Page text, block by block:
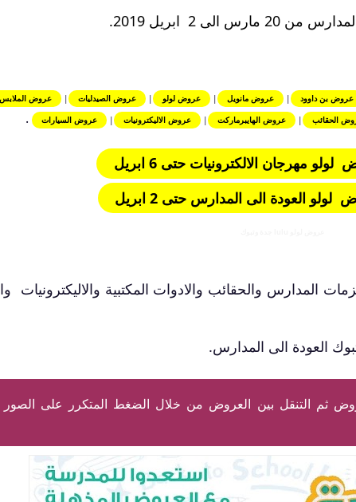
عروض بن داوود | عروض مانويل | عروض لولو | عروض الصيدليات |
عروض
الحقائب | عروض الهايبرماركت | عروض الاليكترونيات | عروض السيارات .
مهرجان الالكترونيات حتى 6 ابريل
العودة الى المدارس حتى 2 ابريل
المدارس والحقائب والادوات المكتبية والاليكترونيات
العودة الى المدارس.
ثم التنقل بين العروض من خلال الضغط المتكرر على الصور